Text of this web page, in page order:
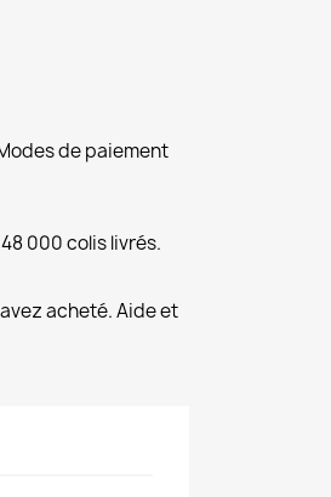
de paiement
000 colis livrés.
acheté. Aide et